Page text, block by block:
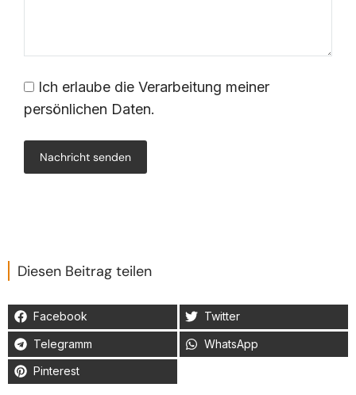
Ich erlaube die Verarbeitung meiner
persönlichen Daten.
Nachricht senden
Diesen Beitrag teilen
Facebook Twitter
Telegramm WhatsApp
Pinterest